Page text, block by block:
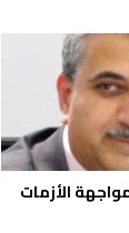
ر
م
ص
ا
ن
ع
"
ا
الأزمات